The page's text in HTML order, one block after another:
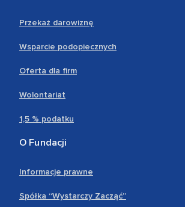
Przekaż darowiznę
Wsparcie podopiecznych
Oferta dla firm
Wolontariat
1,5 % podatku
O Fundacji
Informacje prawne
Spółka “Wystarczy Zacząć”